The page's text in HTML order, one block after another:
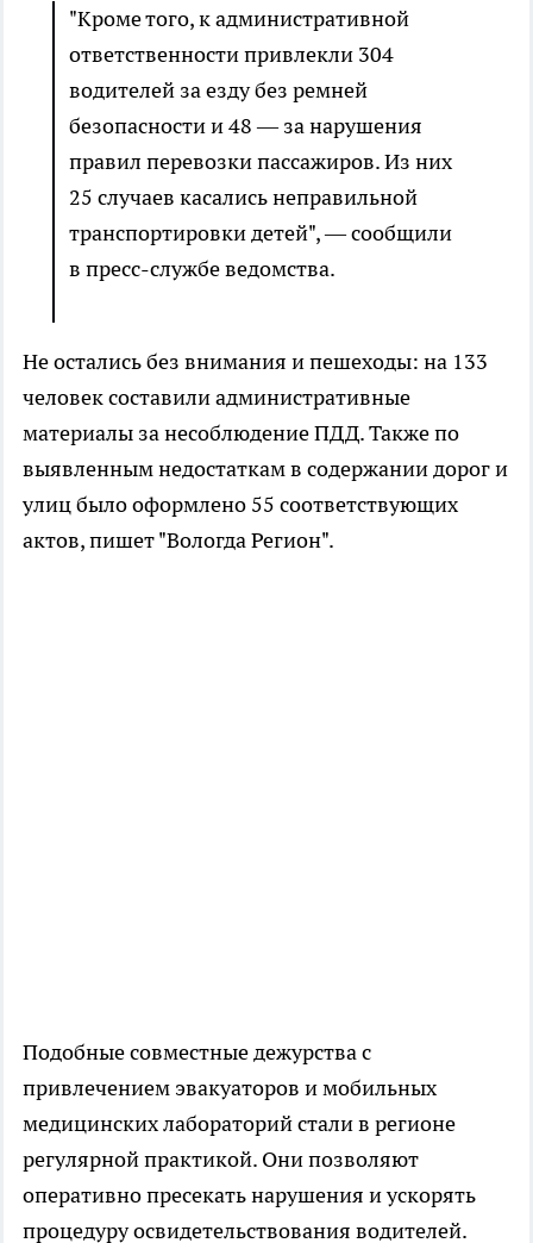
"Кроме того, к административной
ответственности привлекли 304
водителей за езду без ремней
безопасности и 48 — за нарушения
правил перевозки пассажиров. Из них
25 случаев касались неправильной
транспортировки детей", — сообщили
в пресс-службе ведомства.
Не остались без внимания и пешеходы: на 133
человек составили административные
материалы за несоблюдение ПДД. Также по
выявленным недостаткам в содержании дорог и
улиц было оформлено 55 соответствующих
актов, пишет "Вологда Регион".
Подобные совместные дежурства с
привлечением эвакуаторов и мобильных
медицинских лабораторий стали в регионе
регулярной практикой. Они позволяют
оперативно пресекать нарушения и ускорять
процедуру освидетельствования водителей.